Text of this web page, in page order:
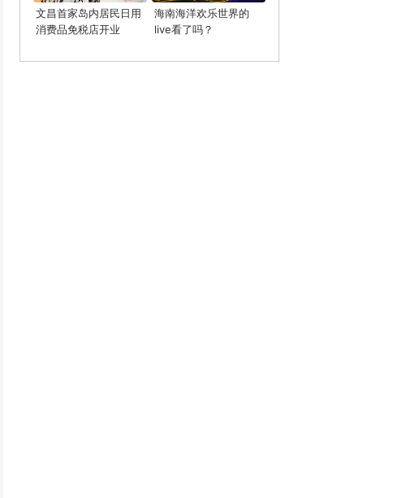
文昌首家岛内居民日用
消费品免税店开业
海南海洋欢乐世界的
live看了吗？